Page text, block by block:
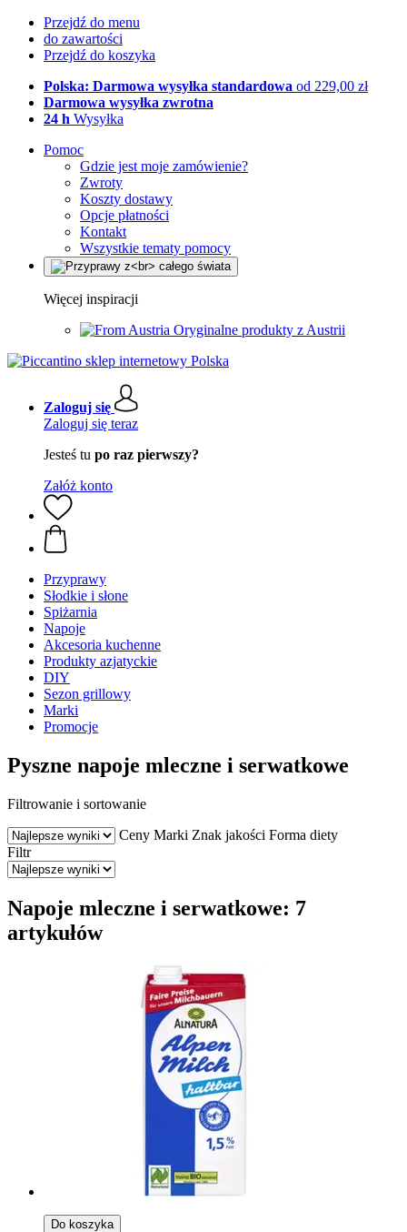
Przejdź do menu
do zawartości
Przejdź do koszyka
Polska: Darmowa wysyłka standardowa od 229,00 zł
Darmowa wysyłka zwrotna
24 h Wysyłka
Pomoc
Gdzie jest moje zamówienie?
Zwroty
Koszty dostawy
Opcje płatności
Kontakt
Wszystkie tematy pomocy
Więcej inspiracji
Oryginalne produkty z Austrii
Zaloguj się
Zaloguj się teraz
Jesteś tu po raz pierwszy?
Załóż konto
Przyprawy
Słodkie i słone
Spiżarnia
Napoje
Akcesoria kuchenne
Produkty azjatyckie
DIY
Sezon grillowy
Marki
Promocje
Pyszne napoje mleczne i serwatkowe
Filtrowanie i sortowanie
Ceny Marki Znak jakości Forma diety
Filtr
Napoje mleczne i serwatkowe: 7
artykułów
Do koszyka